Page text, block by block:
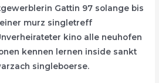
Gattin 97 solange bis
murz singletreff
kino alle neuhofen
kennen lernen inside sankt
singleboerse.